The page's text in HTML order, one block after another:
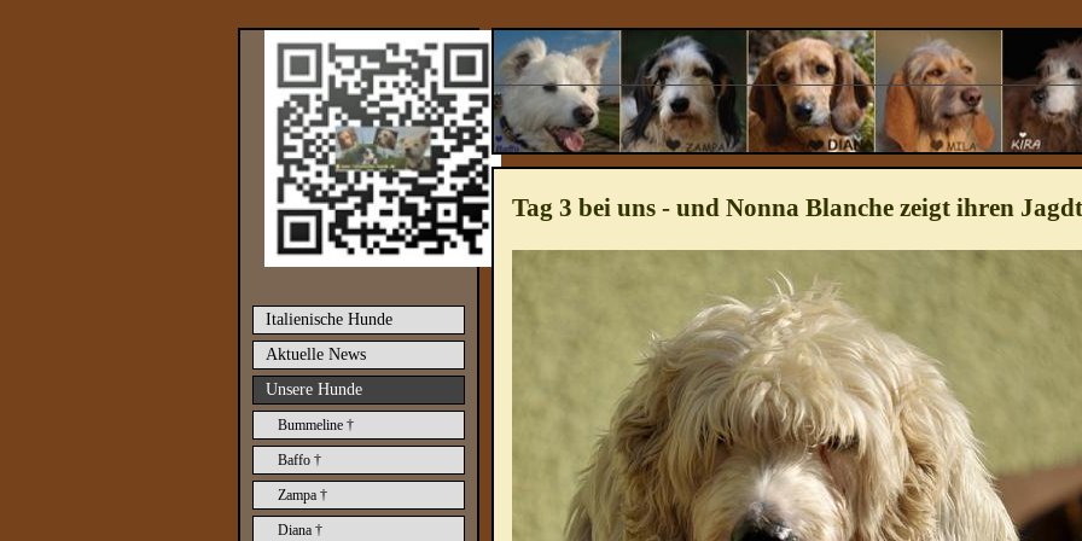
Italienische Hunde
Aktuelle News
Unsere Hunde
Bummeline †
Baffo †
Zampa †
Diana †
Tag 3 bei uns - und Nonna Blanche zeigt ihren